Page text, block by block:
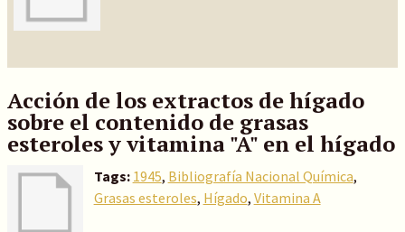
Acción de los extractos de hígado
sobre el contenido de grasas
esteroles y vitamina "A" en el hígado
Tags: 1945, Bibliografía Nacional Química,
Grasas esteroles, Hígado, Vitamina A